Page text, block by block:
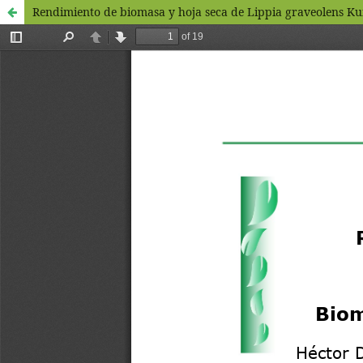
Rendimiento de biomasa y hoja seca de Lippia graveolens